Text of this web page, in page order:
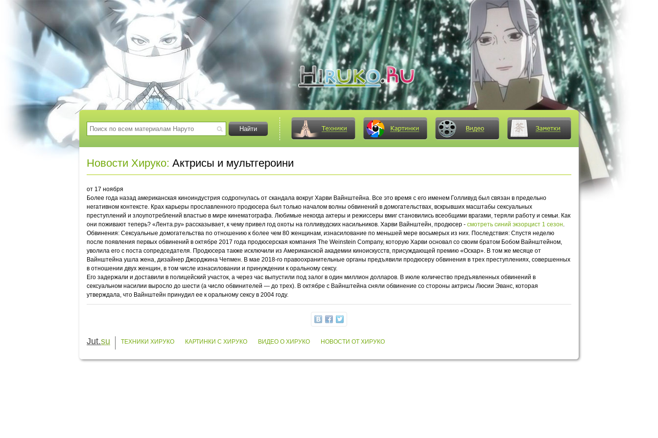
Новости Хируко: Актрисы и мультгероини
от 17 ноября
Более года назад американская киноиндустрия содрогнулась от скандала вокруг Харви Вайнштейна. Все это время с его именем Голливуд был связан в предельно
негативном контексте. Крах карьеры прославленного продюсера был только началом волны обвинений в домогательствах, вскрывших масштабы сексуальных
преступлений и злоупотреблений властью в мире кинематографа. Любимые некогда актеры и режиссеры вмиг становились всеобщими врагами, теряли работу и семьи. Как
они поживают теперь? «Лента.ру» рассказывает, к чему привел год охоты на голливудских насильников. Харви Вайнштейн, продюсер - смотреть синий экзорцист 1 сезон.
Обвинения: Сексуальные домогательства по отношению к более чем 80 женщинам, изнасилование по меньшей мере восьмерых из них. Последствия: Спустя неделю
после появления первых обвинений в октябре 2017 года продюсерская компания The Weinstein Company, которую Харви основал со своим братом Бобом Вайнштейном,
уволила его с поста сопредседателя. Продюсера также исключили из Американской академии киноискусств, присуждающей премию «Оскар». В том же месяце от
Вайнштейна ушла жена, дизайнер Джорджина Чепмен. В мае 2018-го правоохранительные органы предъявили продюсеру обвинения в трех преступлениях, совершенных
в отношении двух женщин, в том числе изнасиловании и принуждении к оральному сексу.
Его задержали и доставили в полицейский участок, а через час выпустили под залог в один миллион долларов. В июле количество предъявленных обвинений в
сексуальном насилии выросло до шести (а число обвинителей — до трех). В октябре с Вайнштейна сняли обвинение со стороны актрисы Люсии Эванс, которая
утверждала, что Вайнштейн принудил ее к оральному сексу в 2004 году.
Jut.su ТЕХНИКИ ХИРУКО КАРТИНКИ С ХИРУКО ВИДЕО О ХИРУКО НОВОСТИ ОТ ХИРУКО